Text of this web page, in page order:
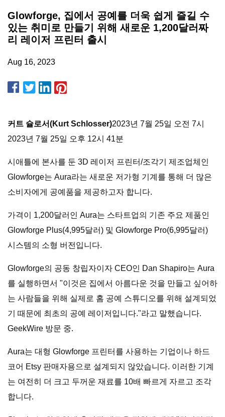
Glowforge, 집에서 공예를 더욱 쉽게 즐길 수
있는 취미로 만들기 위해 새로운 1,200달러짜
리 레이저 프린터 출시
Aug 16, 2023
커트 슐로서(Kurt Schlosser)2023년 7월 25일 오전 7시
2023년 7월 25일 오후 12시 41분
시애틀에 본사를 둔 3D 레이저 프린터/조각기 제조업체인
Glowforge는 Aura라는 새로운 저가형 기계를 통해 더 많은
소비자에게 공예품을 제공하고자 합니다.
가격이 1,200달러인 Aura는 스타트업의 기존 주요 제품인
Glowforge Plus(4,995달러) 및 Glowforge Pro(6,995달러)
시스템의 소형 버전입니다.
Glowforge의 공동 창립자이자 CEO인 Dan Shapiro는 Aura
를 실행하면서 "이것은 집에서 아름다운 것을 만들고 싶어하
는 사람들을 위해 실제로 홈 공예 스튜디오를 위해 설계되었
기 때문에 최초의 공예 레이저입니다."라고 말했습니다.
GeekWire 방문 중.
Aura는 대형 Glowforge 프린터를 사용하는 기업이나 하드
코어 Etsy 판매자용으로 설계되지 않았습니다. 이러한 기계
는 여전히 더 크고 두꺼운 재료를 10배 빠르게 자르고 조각
합니다.